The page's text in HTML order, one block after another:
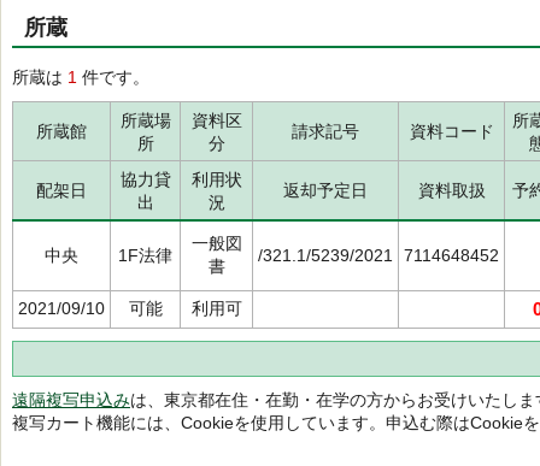
所蔵
所蔵は 1 件です。
所蔵館
所蔵場
所
資料区
分
請求記号 資料コード
所
配架日
協力貸
出
利用状
況
返却予定日 資料取扱 予
中央 1F法律
一般図
書
/321.1/5239/2021 7114648452
2021/09/10 可能 利用可
遠隔複写申込みは、東京都在住・在勤・在学の方からお受けいたしま
複写カート機能には、Cookieを使用しています。申込む際はCookie